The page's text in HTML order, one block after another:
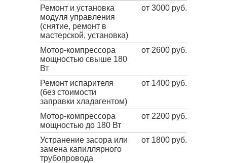
Ремонт и установка
модуля управления
(снятие, ремонт в
мастерской, установка)
от 3000 руб.
Мотор-компрессора
мощностью свыше 180
Вт
от 2600 руб.
Ремонт испарителя
(без стоимости
заправки хладагентом)
от 1400 руб.
Мотор-компрессора
мощностью до 180 Вт
от 2200 руб.
Устранение засора или
замена капиллярного
трубопровода
от 1800 руб.